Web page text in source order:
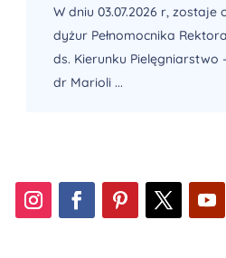
W dniu 03.07.2026 r, zostaje
dyżur Pełnomocnika Rektora
ds. Kierunku Pielęgniarstwo
dr Marioli ...